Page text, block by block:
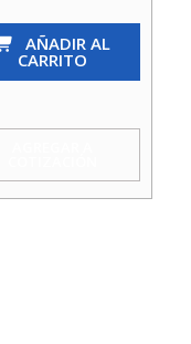
AÑADIR AL
CARRITO